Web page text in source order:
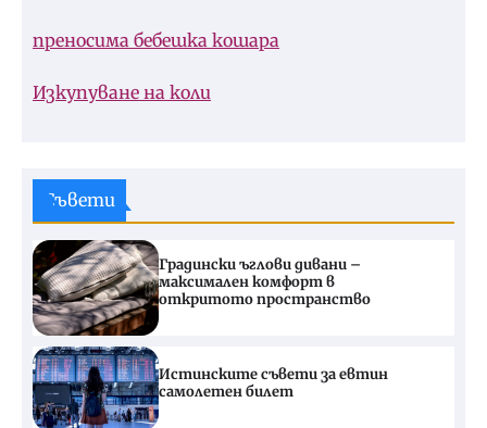
преносима бебешка кошара
Изкупуване на коли
Съвети
Градински ъглови дивани –
максимален комфорт в
откритото пространство
Истинските съвети за евтин
самолетен билет